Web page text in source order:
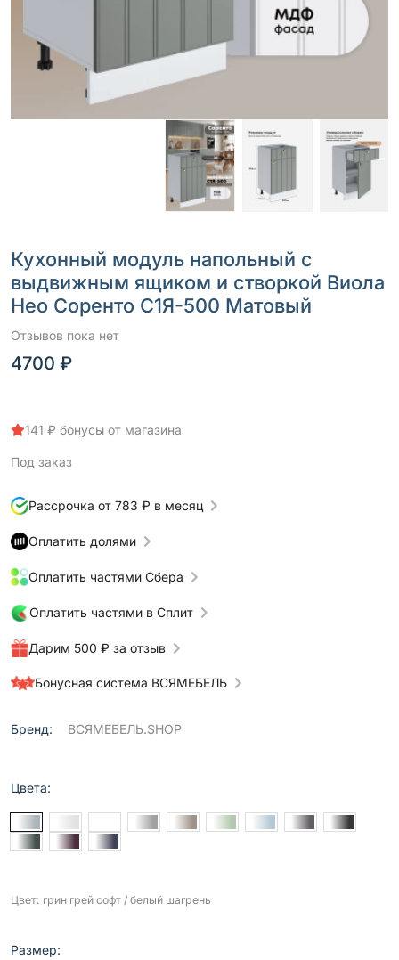
Кухонный модуль напольный с
выдвижным ящиком и створкой Виола
Нео Соренто С1Я-500 Матовый
Отзывов пока нет
4700 ₽
141 ₽ бонусы от магазина
Под заказ
Рассрочка от 783 ₽ в месяц
Оплатить долями
Оплатить частями Сбера
Оплатить частями в Сплит
Дарим 500 ₽ за отзыв
Бонусная система ВСЯМЕБЕЛЬ
Бренд: ВСЯМЕБЕЛЬ.SHOP
Цвета:
Цвет: грин грей софт / белый шагрень
Размер: